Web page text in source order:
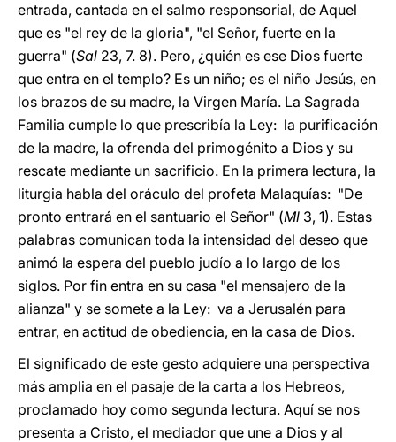
entrada, cantada en el salmo responsorial, de Aquel
que es "el rey de la gloria", "el Señor, fuerte en la
guerra" (Sal 23, 7. 8). Pero, ¿quién es ese Dios fuerte
que entra en el templo? Es un niño; es el niño Jesús, en
los brazos de su madre, la Virgen María. La Sagrada
Familia cumple lo que prescribía la Ley: la purificación
de la madre, la ofrenda del primogénito a Dios y su
rescate mediante un sacrificio. En la primera lectura, la
liturgia habla del oráculo del profeta Malaquías: "De
pronto entrará en el santuario el Señor" (Ml 3, 1). Estas
palabras comunican toda la intensidad del deseo que
animó la espera del pueblo judío a lo largo de los
siglos. Por fin entra en su casa "el mensajero de la
alianza" y se somete a la Ley: va a Jerusalén para
entrar, en actitud de obediencia, en la casa de Dios.
El significado de este gesto adquiere una perspectiva
más amplia en el pasaje de la carta a los Hebreos,
proclamado hoy como segunda lectura. Aquí se nos
presenta a Cristo, el mediador que une a Dios y al